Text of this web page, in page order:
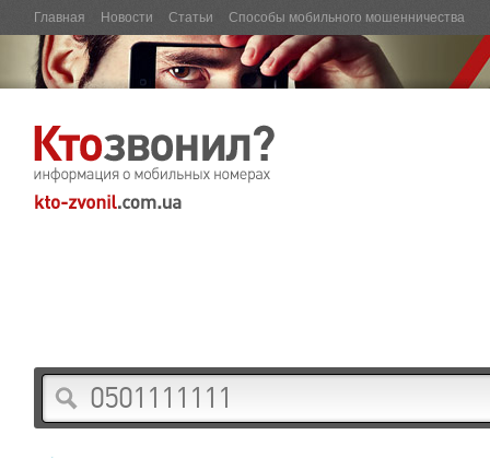
Главная Новости Статьи Способы мобильного мошенничества